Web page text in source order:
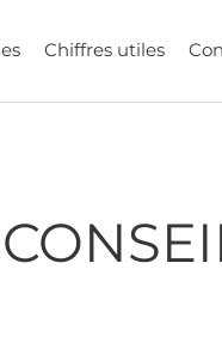
Chiffres utiles